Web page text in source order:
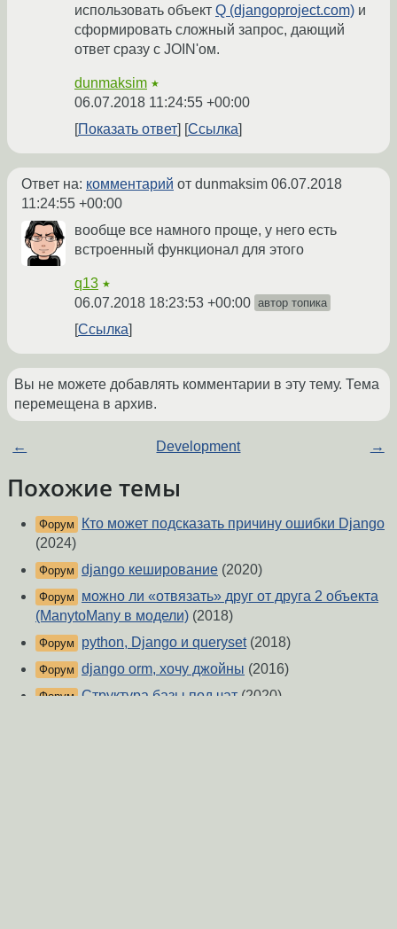
использовать объект Q (djangoproject.com) и
сформировать сложный запрос, дающий
ответ сразу с JOIN'ом.
dunmaksim ★
06.07.2018 11:24:55 +00:00
Показать ответ
Ссылка
Ответ на: комментарий от dunmaksim 06.07.2018
11:24:55 +00:00
вообще все намного проще, у него есть
встроенный функционал для этого
q13 ★
06.07.2018 18:23:53 +00:00 автор топика
Ссылка
Вы не можете добавлять комментарии в эту тему. Тема
перемещена в архив.
← Development →
Похожие темы
Форум
Кто может подсказать причину ошибки Django
(2024)
Форум django кеширование (2020)
Форум
можно ли «отвязать» друг от друга 2 объекта
(ManytoMany в модели) (2018)
Форум python, Django и queryset(2018)
Форум django orm, хочу джойны (2016)
Форум Структура базы под чат (2020)